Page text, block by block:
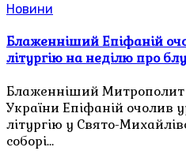
Новини
Блаженніший Епіфаній
літургію на неділю про
Блаженніший Митрополит
України Епіфаній очолив
літургію у Свято-
соборі…